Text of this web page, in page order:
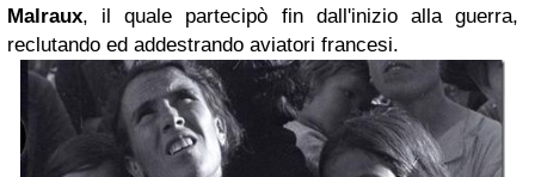
Malraux, il quale partecipò fin dall'inizio alla guerra,
reclutando ed addestrando aviatori francesi.